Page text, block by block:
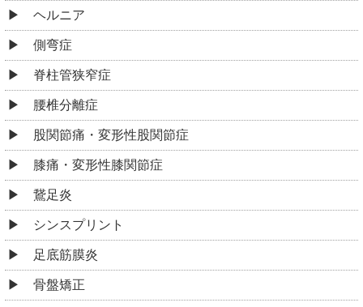
ヘルニア
側弯症
脊柱管狭窄症
腰椎分離症
股関節痛・変形性股関節症
膝痛・変形性膝関節症
鵞足炎
シンスプリント
足底筋膜炎
骨盤矯正